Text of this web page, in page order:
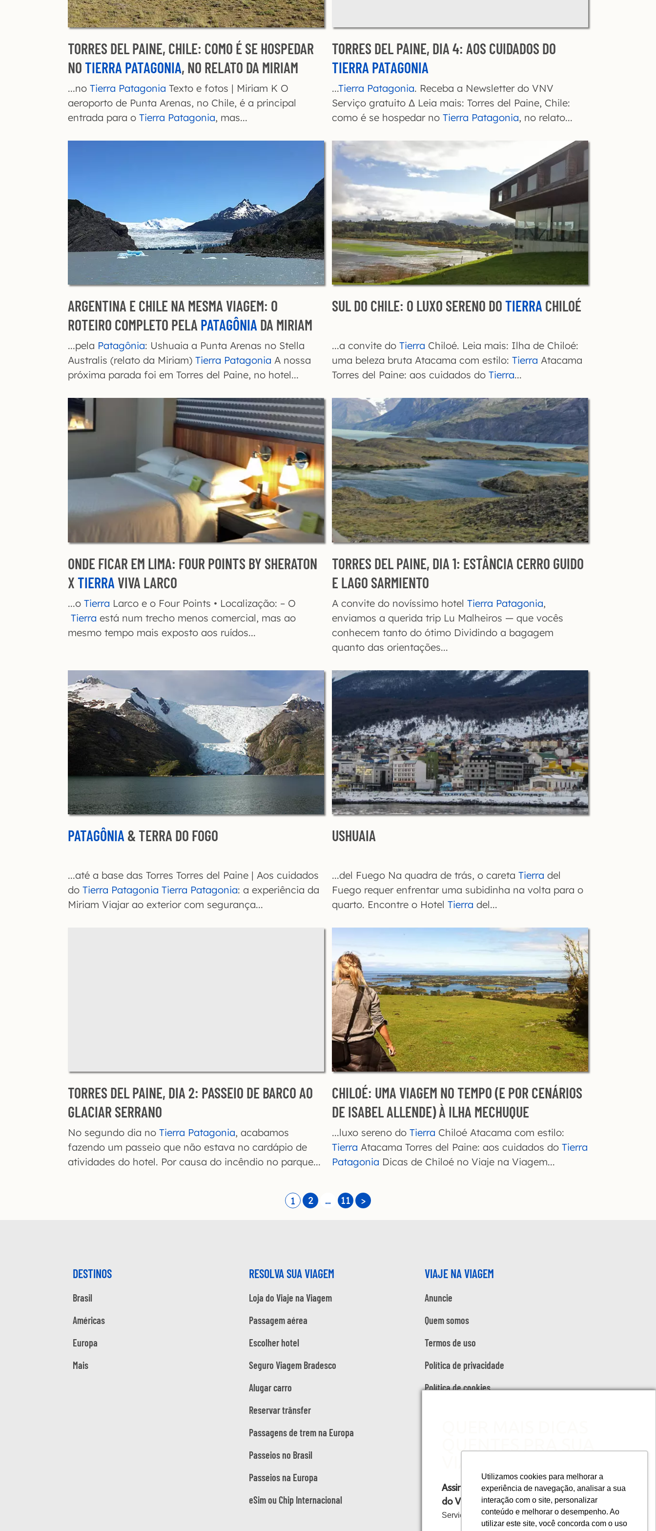
Assine a newsletter semanal
do Viaje na Viagem
Serviço gratuito
Utilizamos cookies para melhorar a
experiência de navegação, analisar a sua
interação com o site, personalizar
conteúdo e melhorar o desempenho. Ao
utilizar este site, você concorda com o uso
TORRES DEL PAINE, CHILE: COMO É SE HOSPEDAR
NOTIERRA PATAGONIA, NO RELATO DA MIRIAM
...no Tierra Patagonia Texto e fotos | Miriam K O
aeroporto de Punta Arenas, no Chile, é a principal
entrada para o Tierra Patagonia, mas...
TORRES DEL PAINE, DIA 4: AOS CUIDADOS DO
TIERRA PATAGONIA
...Tierra Patagonia. Receba a Newsletter do VNV
Serviço gratuito Δ Leia mais: Torres del Paine, Chile:
como é se hospedar no Tierra Patagonia, no relato...
ARGENTINA E CHILE NA MESMA VIAGEM: O
ROTEIRO COMPLETO PELA PATAGÔNIA DA MIRIAM
...pela Patagônia: Ushuaia a Punta Arenas no Stella
Australis (relato da Miriam) Tierra Patagonia A nossa
próxima parada foi em Torres del Paine, no hotel...
SUL DO CHILE: O LUXO SERENO DOTIERRA CHILOÉ
...a convite do Tierra Chiloé. Leia mais: Ilha de Chiloé:
uma beleza bruta Atacama com estilo: Tierra Atacama
Torres del Paine: aos cuidados do Tierra...
ONDE FICAR EM LIMA: FOUR POINTS BY SHERATON
XTIERRA VIVA LARCO
...o Tierra Larco e o Four Points • Localização: – O
Tierra está num trecho menos comercial, mas ao
mesmo tempo mais exposto aos ruídos...
TORRES DEL PAINE, DIA 1: ESTÂNCIA CERRO GUIDO
E LAGO SARMIENTO
A convite do novíssimo hotel Tierra Patagonia,
enviamos a querida trip Lu Malheiros — que vocês
conhecem tanto do ótimo Dividindo a bagagem
quanto das orientações...
PATAGÔNIA & TERRA DO FOGO
...até a base das Torres Torres del Paine | Aos cuidados
do Tierra Patagonia Tierra Patagonia: a experiência da
Miriam Viajar ao exterior com segurança...
USHUAIA
...del Fuego Na quadra de trás, o careta Tierra del
Fuego requer enfrentar uma subidinha na volta para o
quarto. Encontre o Hotel Tierra del...
TORRES DEL PAINE, DIA 2: PASSEIO DE BARCO AO
GLACIAR SERRANO
No segundo dia no Tierra Patagonia, acabamos
fazendo um passeio que não estava no cardápio de
atividades do hotel. Por causa do incêndio no parque...
CHILOÉ: UMA VIAGEM NO TEMPO (E POR CENÁRIOS
DE ISABEL ALLENDE) À ILHA MECHUQUE
...luxo sereno do Tierra Chiloé Atacama com estilo:
Tierra Atacama Torres del Paine: aos cuidados do Tierra
Patagonia Dicas de Chiloé no Viaje na Viagem...
1 2 … 11 >
DESTINOS
Brasil
Américas
Europa
Mais
RESOLVA SUA VIAGEM
Loja do Viaje na Viagem
Passagem aérea
Escolher hotel
Seguro Viagem Bradesco
Alugar carro
Reservar trânsfer
Passagens de trem na Europa
Passeios no Brasil
Passeios na Europa
eSim ou Chip Internacional
VIAJE NA VIAGEM
Anuncie
Quem somos
Termos de uso
Política de privacidade
Política de cookies